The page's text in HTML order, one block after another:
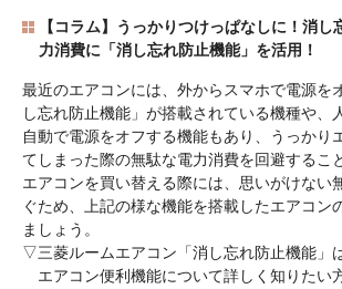
【コラム】うっかりつけっぱなしに！消し
力消費に「消し忘れ防止機能」を活用！
最近のエアコンには、外からスマホで電源を
し忘れ防止機能」が搭載されている機種や、
自動で電源をオフする機能もあり、うっかり
てしまった際の無駄な電力消費を回避するこ
エアコンを買い替える際には、思いがけない
ぐため、上記の様な機能を搭載したエアコン
ましょう。
▽三菱ルームエアコン「消し忘れ防止機能」
エアコン便利機能について詳しく知りたい